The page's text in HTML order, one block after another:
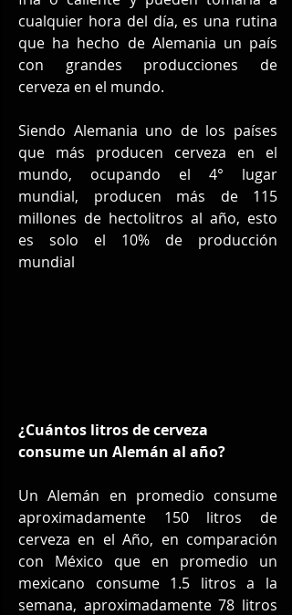
cualquier hora del día, es una rutina
que ha hecho de Alemania un país
con grandes producciones de
cerveza en el mundo.
Siendo Alemania uno de los países
que más producen cerveza en el
mundo, ocupando el 4° lugar
mundial, producen más de 115
millones de hectolitros al año, esto
es solo el 10% de producción
mundial
¿Cuántos litros de cerveza
consume un Alemán al año?
Un Alemán en promedio consume
aproximadamente 150 litros de
cerveza en el Año, en comparación
con México que en promedio un
mexicano consume 1.5 litros a la
semana, aproximadamente 78 litros